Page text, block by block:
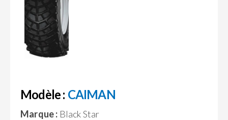
Modèle : CAIMAN
Marque : Black Star